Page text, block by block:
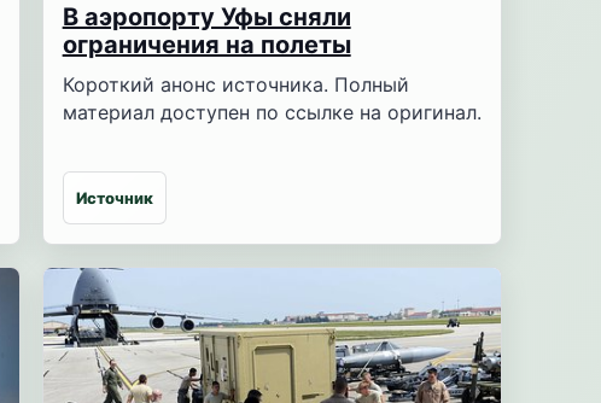
В аэропорту Уфы сняли
ограничения на полеты
Короткий анонс источника. Полный
материал доступен по ссылке на оригинал.
Источник